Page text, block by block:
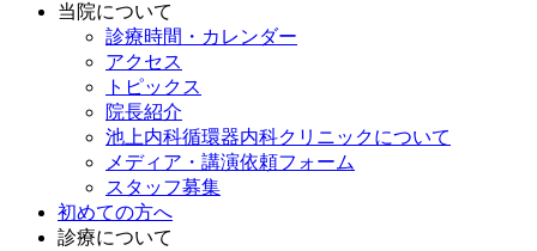
当院について
診療時間・カレンダー
アクセス
トピックス
院長紹介
池上内科循環器内科クリニックについて
メディア・講演依頼フォーム
スタッフ募集
初めての方へ
診療について